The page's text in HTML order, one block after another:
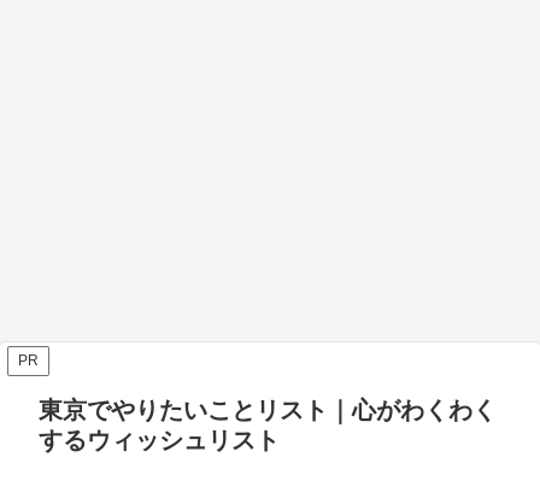
PR
東京でやりたいことリスト｜心がわくわく
するウィッシュリスト